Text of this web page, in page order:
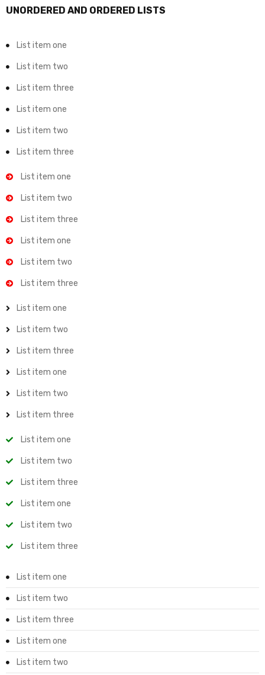
UNORDERED AND ORDERED LISTS
List item one
List item two
List item three
List item one
List item two
List item three
List item one
List item two
List item three
List item one
List item two
List item three
List item one
List item two
List item three
List item one
List item two
List item three
List item one
List item two
List item three
List item one
List item two
List item three
List item one
List item two
List item three
List item one
List item two